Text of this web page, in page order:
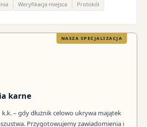
Weryfikacja miejsca Protokół
NASZA SPECJALIZACJA
karne
k.k. – gdy dłużnik celowo ukrywa majątek
Przygotowujemy zawiadomienia i